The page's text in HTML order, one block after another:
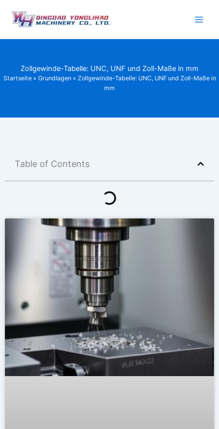
Inhalt
springen
Zollgewinde-Tabelle: UNC, UNF und Zoll-Maße in mm
Startseite» Grundlagen» Zollgewinde-Tabelle: UNC, UNF und Zoll-Maße in
mm
Table of Contents